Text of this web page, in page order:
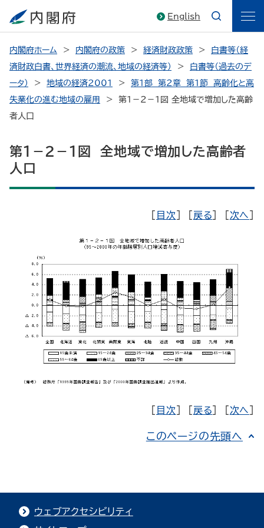
English
内閣府ホーム 内閣府の政策 経済財政政策
白書等（経
済財政白書、世界経済の潮流、地域の経済等）
白書等（過去のデ
ータ）
地域の経済2001
第１部 第２章 第１節 高齢化と高
失業化の進む地域の雇用
第１－２－１図 全地域で増加した高齢
者人口
第１－２－１図 全地域で増加した高齢者
人口
目次 戻る 次へ
目次 戻る 次へ
このページの先頭へ
ウェブアクセシビリティ